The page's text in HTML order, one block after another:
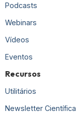
Podcasts
Webinars
Vídeos
Eventos
Recursos
Utilitários
Newsletter Científica